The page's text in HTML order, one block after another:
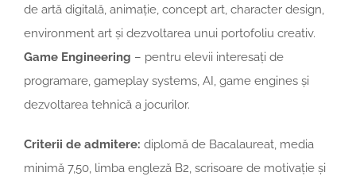
de artă digitală, animație, concept art, character design,
environment art și dezvoltarea unui portofoliu creativ.
Game Engineering – pentru elevii interesați de
programare, gameplay systems, AI, game engines și
dezvoltarea tehnică a jocurilor.
Criterii de admitere: diplomă de Bacalaureat, media
minimă 7,50, limba engleză B2, scrisoare de motivație și